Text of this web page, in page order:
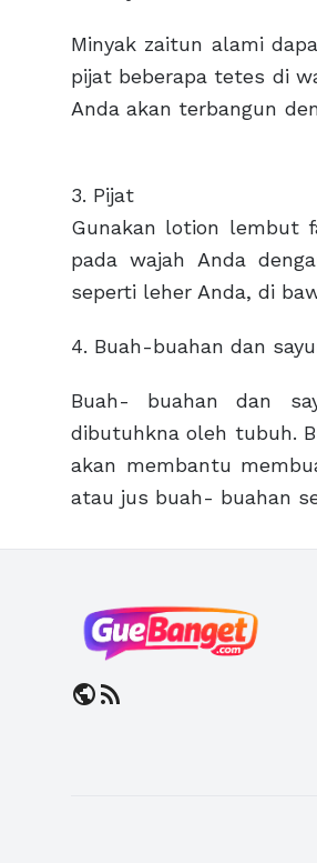
Minyak zaitun alami
pijat beberapa tetes di
Anda akan
3. Pijat
Gunakan lotion lembut
pada wajah Anda
seperti leher Anda, di
4. Buah-buahan dan
Buah- buahan dan
dibutuhkna oleh tubuh.
akan membantu
atau jus buah- buahan
publicrss_feed